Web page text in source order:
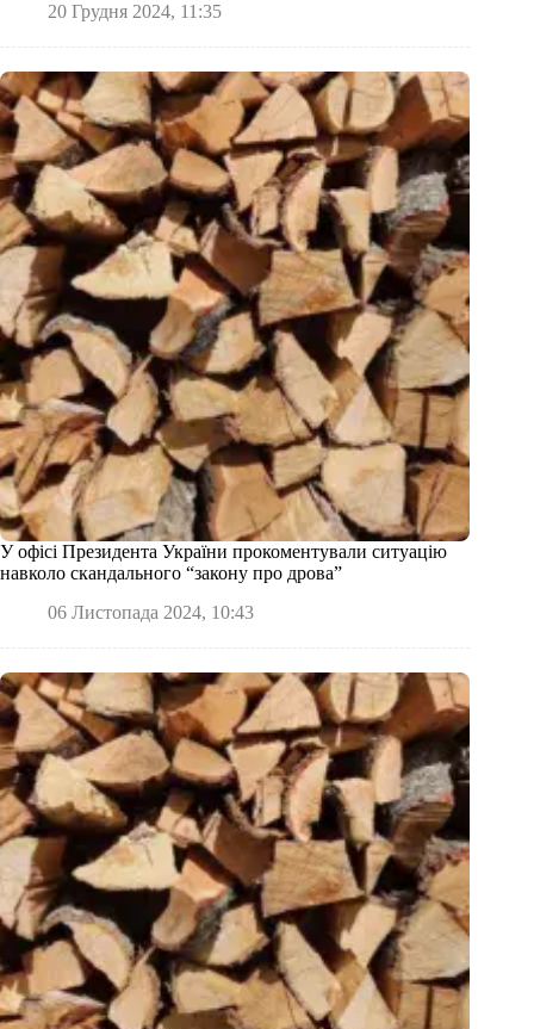
20 Грудня 2024, 11:35
У офісі Президента України прокоментували ситуацію
навколо скандального “закону про дрова”
06 Листопада 2024, 10:43